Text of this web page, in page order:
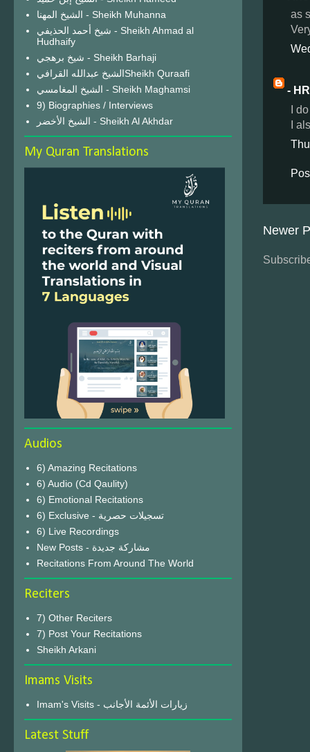
as
-
I
I
Newer
الشيخ المهنا - Sheikh Muhanna
شيخ أحمد الحذيفي - Sheikh Ahmad al
Hudhaify
شيخ برهجي - Sheikh Barhaji
الشيخ عبدالله القرافيSheikh Quraafi
الشيخ المغامسي - Sheikh Maghamsi
9) Biographies / Interviews
الشيخ الأخضر - Sheikh Al Akhdar
My Quran Translations
Audios
6) Amazing Recitations
6) Audio (Cd Qaulity)
6) Emotional Recitations
6) Exclusive - تسجيلات حصرية
6) Live Recordings
New Posts - مشاركة جديدة
Recitations From Around The World
Reciters
7) Other Reciters
7) Post Your Recitations
Sheikh Arkani
Imams Visits
Imam's Visits - زيارات الأئمة الأجانب
Latest Stuff